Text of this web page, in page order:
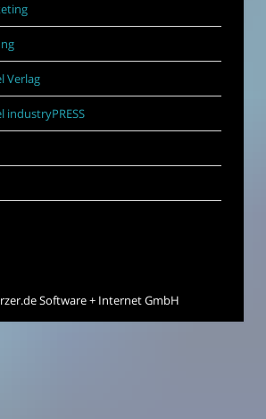
Verlag
industryPRESS
Software + Internet GmbH